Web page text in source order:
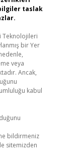
taslak
Teknolojileri
bir Yer
veya
Ancak,
kabul
bildirmeniz
sitemizden